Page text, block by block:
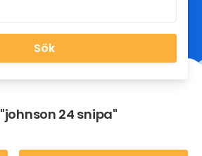
Sök
"johnson 24 snipa"